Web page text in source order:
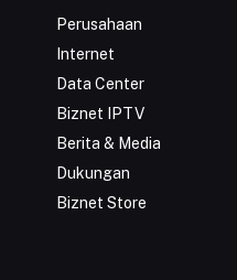
Perusahaan
Internet
Data Center
Biznet IPTV
Berita & Media
Dukungan
Biznet Store